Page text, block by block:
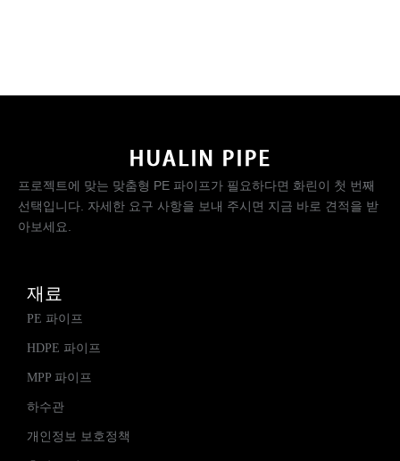
프로젝트에 맞는 맞춤형 PE 파이프가 필요하다면 화린이 첫 번째
선택입니다. 자세한 요구 사항을 보내 주시면 지금 바로 견적을 받
아보세요.
재료
PE 파이프
HDPE 파이프
MPP 파이프
하수관
개인정보 보호정책